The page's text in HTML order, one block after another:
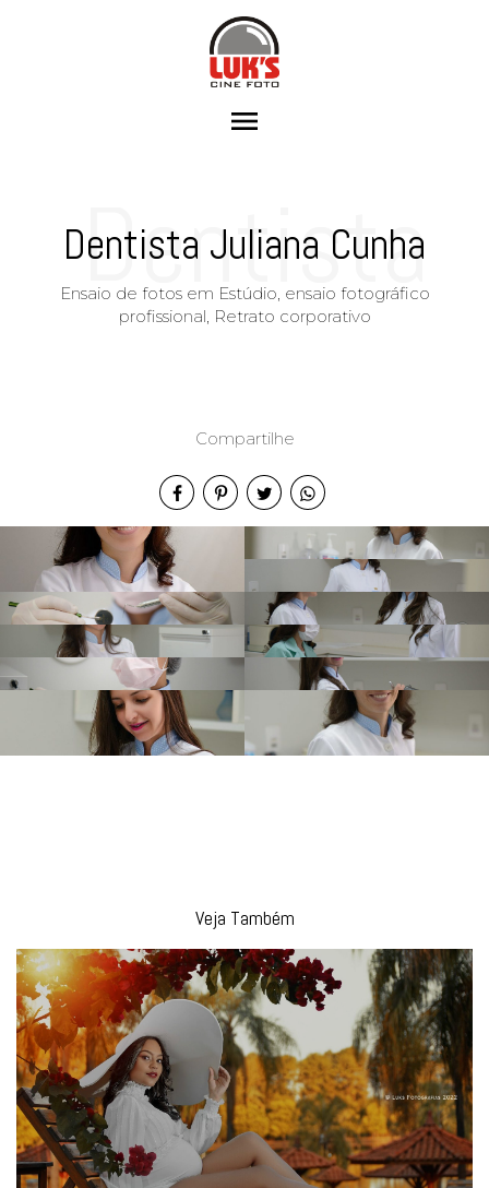
menu
Dentista Juliana Cunha
Dentista
Cunha
Ensaio de fotos em Estúdio, ensaio fotográfico
profissional, Retrato corporativo
Compartilhe
Veja Também